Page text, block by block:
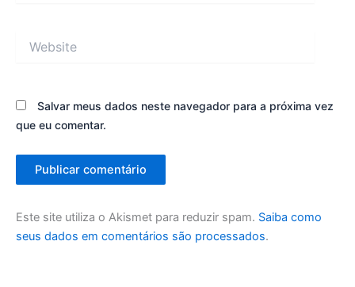
Salvar meus dados neste navegador para a próxima vez
que eu comentar.
Este site utiliza o Akismet para reduzir spam. Saiba como
seus dados em comentários são processados.